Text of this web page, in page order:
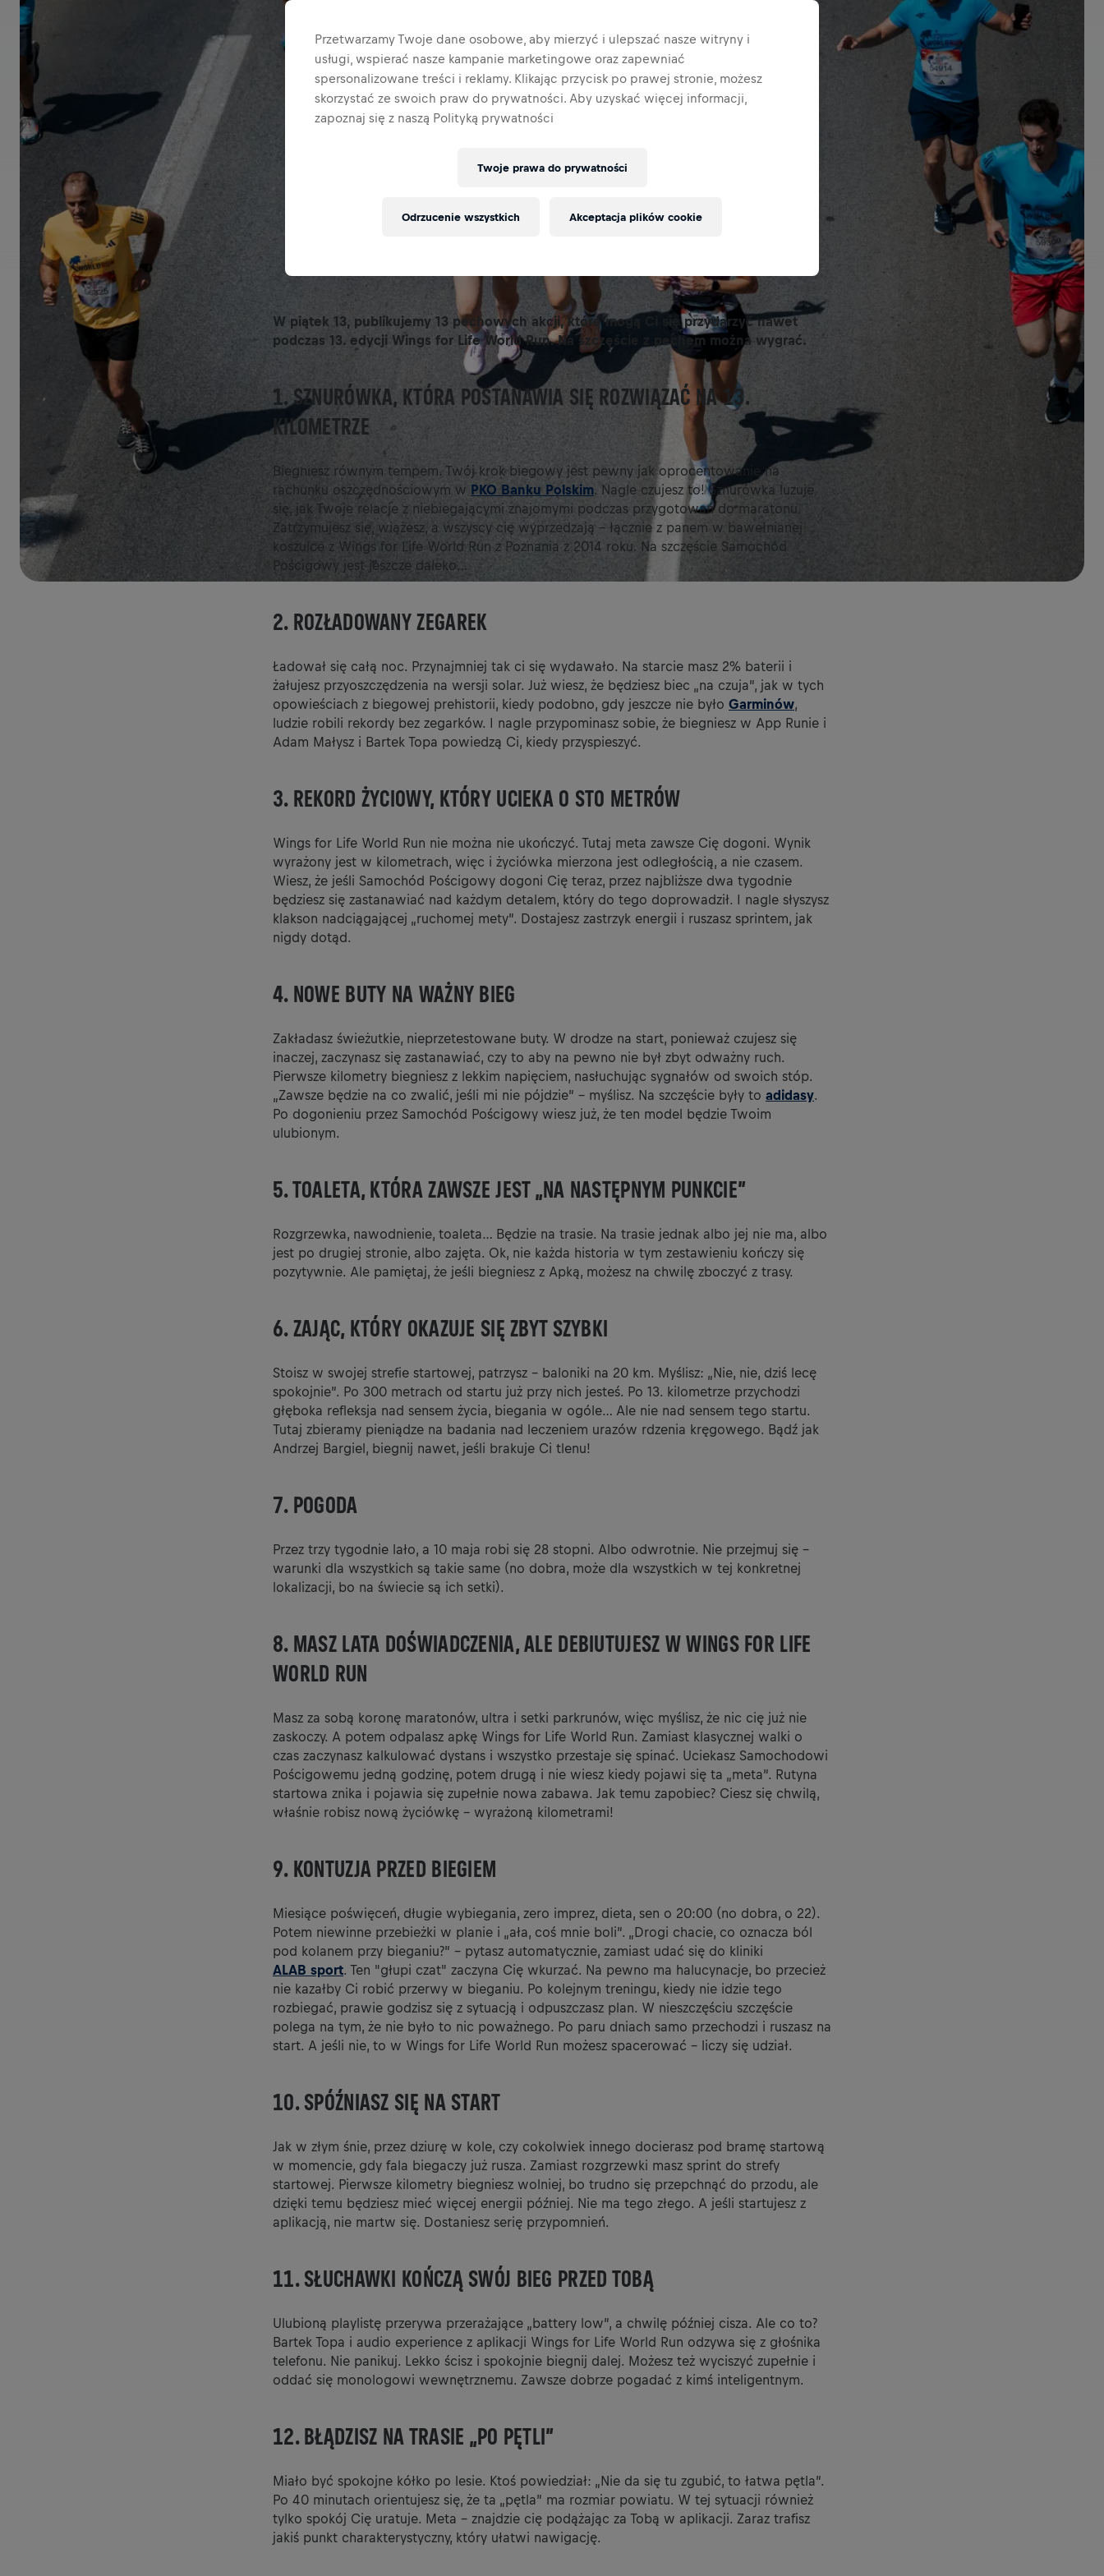
W piątek 13, publikujemy 13 pechowych akcji, które mogą Ci się przydarzyć nawet
podczas 13. edycji Wings for Life World Run. Na szczęście z pechem można wygrać.
1. SZNURÓWKA, KTÓRA POSTANAWIA SIĘ ROZWIĄZAĆ NA 13.
KILOMETRZE
Biegniesz równym tempem. Twój krok biegowy jest pewny jak oprocentowanie na
rachunku oszczędnościowym w PKO Banku Polskim. Nagle czujesz to! Sznurówka luzuje
się, jak Twoje relacje z niebiegającymi znajomymi podczas przygotowań do maratonu.
Zatrzymujesz się, wiążesz, a wszyscy cię wyprzedzają – łącznie z panem w bawełnianej
koszulce z Wings for Life World Run z Poznania z 2014 roku. Na szczęście Samochód
Pościgowy jest jeszcze daleko…
2. ROZŁADOWANY ZEGAREK
Ładował się całą noc. Przynajmniej tak ci się wydawało. Na starcie masz 2% baterii i
żałujesz przyoszczędzenia na wersji solar. Już wiesz, że będziesz biec „na czuja”, jak w tych
opowieściach z biegowej prehistorii, kiedy podobno, gdy jeszcze nie było Garminów,
ludzie robili rekordy bez zegarków. I nagle przypominasz sobie, że biegniesz w App Runie i
Adam Małysz i Bartek Topa powiedzą Ci, kiedy przyspieszyć.
3. REKORD ŻYCIOWY, KTÓRY UCIEKA O STO METRÓW
Wings for Life World Run nie można nie ukończyć. Tutaj meta zawsze Cię dogoni. Wynik
wyrażony jest w kilometrach, więc i życiówka mierzona jest odległością, a nie czasem.
Wiesz, że jeśli Samochód Pościgowy dogoni Cię teraz, przez najbliższe dwa tygodnie
będziesz się zastanawiać nad każdym detalem, który do tego doprowadził. I nagle słyszysz
klakson nadciągającej „ruchomej mety”. Dostajesz zastrzyk energii i ruszasz sprintem, jak
nigdy dotąd.
4. NOWE BUTY NA WAŻNY BIEG
Zakładasz świeżutkie, nieprzetestowane buty. W drodze na start, ponieważ czujesz się
inaczej, zaczynasz się zastanawiać, czy to aby na pewno nie był zbyt odważny ruch.
Pierwsze kilometry biegniesz z lekkim napięciem, nasłuchując sygnałów od swoich stóp.
„Zawsze będzie na co zwalić, jeśli mi nie pójdzie” – myślisz. Na szczęście były to adidasy.
Po dogonieniu przez Samochód Pościgowy wiesz już, że ten model będzie Twoim
ulubionym.
5. TOALETA, KTÓRA ZAWSZE JEST „NA NASTĘPNYM PUNKCIE”
Rozgrzewka, nawodnienie, toaleta… Będzie na trasie. Na trasie jednak albo jej nie ma, albo
jest po drugiej stronie, albo zajęta. Ok, nie każda historia w tym zestawieniu kończy się
pozytywnie. Ale pamiętaj, że jeśli biegniesz z Apką, możesz na chwilę zboczyć z trasy.
6. ZAJĄC, KTÓRY OKAZUJE SIĘ ZBYT SZYBKI
Stoisz w swojej strefie startowej, patrzysz – baloniki na 20 km. Myślisz: „Nie, nie, dziś lecę
spokojnie”. Po 300 metrach od startu już przy nich jesteś. Po 13. kilometrze przychodzi
głęboka refleksja nad sensem życia, biegania w ogóle… Ale nie nad sensem tego startu.
Tutaj zbieramy pieniądze na badania nad leczeniem urazów rdzenia kręgowego. Bądź jak
Andrzej Bargiel, biegnij nawet, jeśli brakuje Ci tlenu!
7. POGODA
Przez trzy tygodnie lało, a 10 maja robi się 28 stopni. Albo odwrotnie. Nie przejmuj się –
warunki dla wszystkich są takie same (no dobra, może dla wszystkich w tej konkretnej
lokalizacji, bo na świecie są ich setki).
8. MASZ LATA DOŚWIADCZENIA, ALE DEBIUTUJESZ W WINGS FOR LIFE
WORLD RUN
Masz za sobą koronę maratonów, ultra i setki parkrunów, więc myślisz, że nic cię już nie
zaskoczy. A potem odpalasz apkę Wings for Life World Run. Zamiast klasycznej walki o
czas zaczynasz kalkulować dystans i wszystko przestaje się spinać. Uciekasz Samochodowi
Pościgowemu jedną godzinę, potem drugą i nie wiesz kiedy pojawi się ta „meta”. Rutyna
startowa znika i pojawia się zupełnie nowa zabawa. Jak temu zapobiec? Ciesz się chwilą,
właśnie robisz nową życiówkę – wyrażoną kilometrami!
9. KONTUZJA PRZED BIEGIEM
Miesiące poświęceń, długie wybiegania, zero imprez, dieta, sen o 20:00 (no dobra, o 22).
Potem niewinne przebieżki w planie i „ała, coś mnie boli”. „Drogi chacie, co oznacza ból
pod kolanem przy bieganiu?” – pytasz automatycznie, zamiast udać się do kliniki
ALAB sport. Ten "głupi czat" zaczyna Cię wkurzać. Na pewno ma halucynacje, bo przecież
nie kazałby Ci robić przerwy w bieganiu. Po kolejnym treningu, kiedy nie idzie tego
rozbiegać, prawie godzisz się z sytuacją i odpuszczasz plan. W nieszczęściu szczęście
polega na tym, że nie było to nic poważnego. Po paru dniach samo przechodzi i ruszasz na
start. A jeśli nie, to w Wings for Life World Run możesz spacerować – liczy się udział.
10. SPÓŹNIASZ SIĘ NA START
Jak w złym śnie, przez dziurę w kole, czy cokolwiek innego docierasz pod bramę startową
w momencie, gdy fala biegaczy już rusza. Zamiast rozgrzewki masz sprint do strefy
startowej. Pierwsze kilometry biegniesz wolniej, bo trudno się przepchnąć do przodu, ale
dzięki temu będziesz mieć więcej energii później. Nie ma tego złego. A jeśli startujesz z
aplikacją, nie martw się. Dostaniesz serię przypomnień.
11. SŁUCHAWKI KOŃCZĄ SWÓJ BIEG PRZED TOBĄ
Ulubioną playlistę przerywa przerażające „battery low”, a chwilę później cisza. Ale co to?
Bartek Topa i audio experience z aplikacji Wings for Life World Run odzywa się z głośnika
telefonu. Nie panikuj. Lekko ścisz i spokojnie biegnij dalej. Możesz też wyciszyć zupełnie i
oddać się monologowi wewnętrznemu. Zawsze dobrze pogadać z kimś inteligentnym.
12. BŁĄDZISZ NA TRASIE „PO PĘTLI”
Miało być spokojne kółko po lesie. Ktoś powiedział: „Nie da się tu zgubić, to łatwa pętla”.
Po 40 minutach orientujesz się, że ta „pętla” ma rozmiar powiatu. W tej sytuacji również
tylko spokój Cię uratuje. Meta – znajdzie cię podążając za Tobą w aplikacji. Zaraz trafisz
jakiś punkt charakterystyczny, który ułatwi nawigację.
Przetwarzamy Twoje dane osobowe, aby mierzyć i ulepszać nasze witryny i
usługi, wspierać nasze kampanie marketingowe oraz zapewniać
spersonalizowane treści i reklamy. Klikając przycisk po prawej stronie, możesz
skorzystać ze swoich praw do prywatności. Aby uzyskać więcej informacji,
zapoznaj się z naszą Polityką prywatności
Twoje prawa do prywatności
Odrzucenie wszystkich Akceptacja plików cookie